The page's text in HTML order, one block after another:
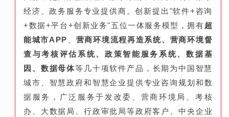
经济、政务服务专业提供商。创新提出"软件+咨询
+数据+平台+创新业务"五位一体服务模型，拥有超
能城市APP
营商环境流程再造系统、营商环境督
查与考核评估系统、政策智能服务系统、数据基
因、数据母体等几十项软件产品，长期为中国智慧
城市、智慧政府和智慧企业提供专业咨询规划和数
据服务，广泛服务于发改委、营商环境局、考核
办、大数据局、行政审批局等政府客户、中央企业